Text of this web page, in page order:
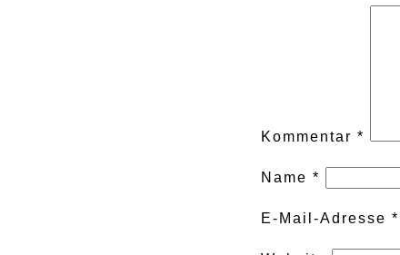
Kommentar *
Name *
E-Mail-Adresse *